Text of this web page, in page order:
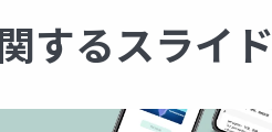
するスライド